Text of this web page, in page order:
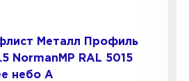
Металл Профиль
NormanMP RAL 5015
небо A